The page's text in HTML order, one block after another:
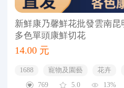
新鮮康乃馨鮮花批發雲南
多色單頭康鮮切花
14.00 元
1688 寵物及園藝 花卉
769
5.0 13%